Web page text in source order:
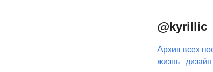
@kyrillic
Архив всех
жизнь
дизайн